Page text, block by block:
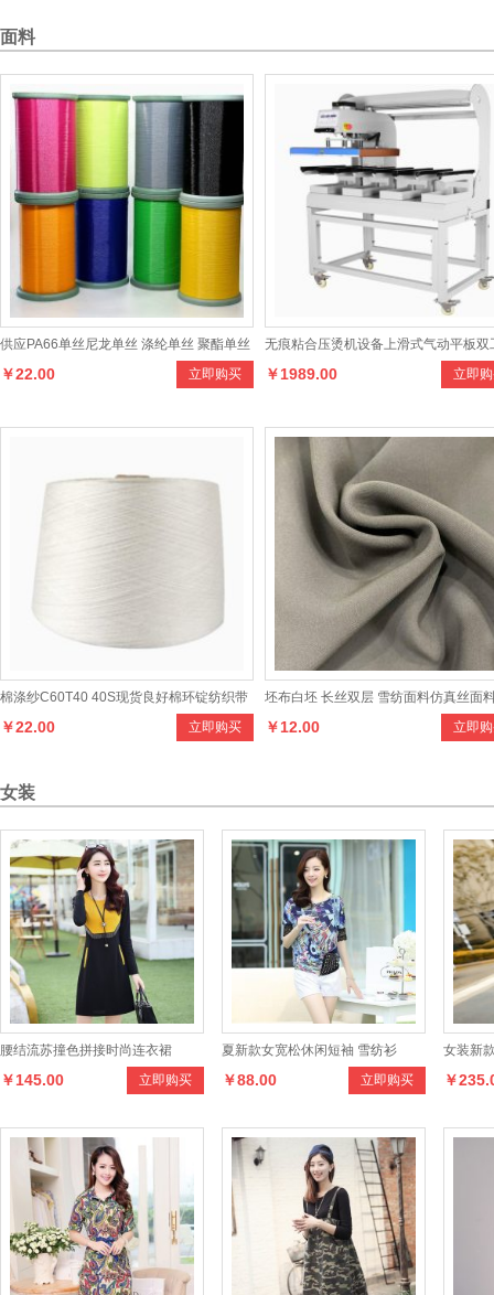
面料
供应PA66单丝尼龙单丝 涤纶单丝 聚酯单丝
PET单丝 立即购买
￥22.00
无痕粘合压烫机设备上滑式气动平板双
侧骨机果冻内衣裤粘合机 立即
￥1989.00
棉涤纱C60T40 40S现货良好棉环锭纺织带
针织机织用CVC40 立即购买
￥22.00
坯布白坯 长丝双层 雪纺面料仿真丝面
装面料女装面料 立即
￥12.00
女装
腰结流苏撞色拼接时尚连衣裙
立即购买
￥145.00
夏新款女宽松休闲短袖 雪纺衫
立即购买
￥88.00
女装新
花边连
￥